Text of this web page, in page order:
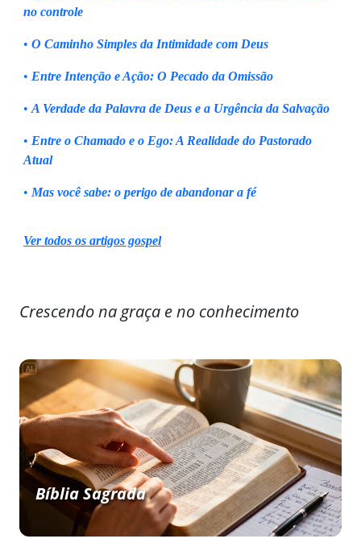
no controle
• O Caminho Simples da Intimidade com Deus
• Entre Intenção e Ação: O Pecado da Omissão
• A Verdade da Palavra de Deus e a Urgência da Salvação
• Entre o Chamado e o Ego: A Realidade do Pastorado
Atual
• Mas você sabe: o perigo de abandonar a fé
Ver todos os artigos gospel
Crescendo na graça e no conhecimento
Bíblia Sagrada